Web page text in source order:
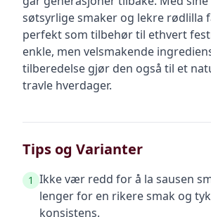
søtsyrlige smaker og lekre rødlilla
perfekt som tilbehør til ethvert
enkle, men velsmakende
tilberedelse gjør den også til et
travle hverdager.
Tips og Varianter
1 Ikke vær redd for å la sausen
lenger for en rikere smak og
konsistens.